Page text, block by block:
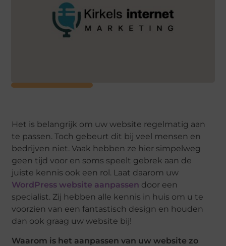
Het is belangrijk om uw website regelmatig aan
te passen. Toch gebeurt dit bij veel mensen en
bedrijven niet. Vaak hebben ze hier simpelweg
geen tijd voor en soms speelt gebrek aan de
juiste kennis ook een rol. Laat daarom uw
WordPress website aanpassen door een
specialist. Zij hebben alle kennis in huis om u te
voorzien van een fantastisch design en houden
dan ook graag uw website bij!
Waarom is het aanpassen van uw website zo